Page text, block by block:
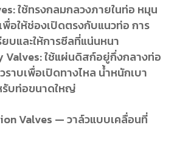
ใช้ทรงกลมกลวงภายในท่อ หมุน
พื่อให้ช่องเปิดตรงกับแนวท่อ การ
ยบและให้การซีลที่แน่นหนา
ใช้แผ่นดิสก์อยู่กึ่งกลางท่อ
ราบเพื่อเปิดทางไหล น้ำหนักเบา
รับท่อขนาดใหญ่
Valves — วาล์วแบบเคลื่อนที่